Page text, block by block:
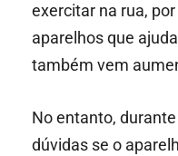
exercitar na rua,
aparelhos que
também vem
No entanto,
dúvidas se o